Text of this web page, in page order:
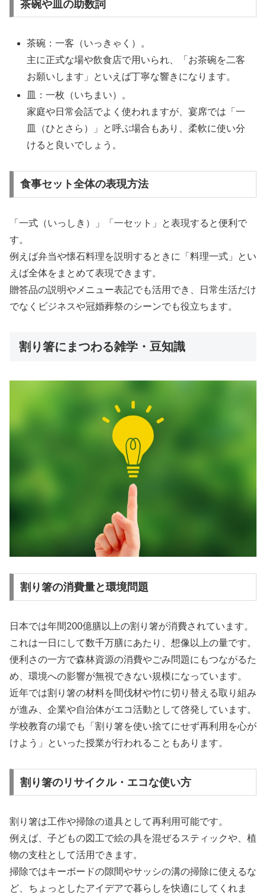
茶碗や皿の助数詞
茶碗：一客（いっきゃく）。
主に正式な場や飲食店で用いられ、「お茶碗を二客
お願いします」といえば丁寧な響きになります。
皿：一枚（いちまい）。
家庭や日常会話でよく使われますが、宴席では「一
皿（ひとさら）」と呼ぶ場合もあり、柔軟に使い分
けると良いでしょう。
食事セット全体の表現方法
「一式（いっしき）」「一セット」と表現すると便利で
す。
例えば弁当や懐石料理を説明するときに「料理一式」とい
えば全体をまとめて表現できます。
贈答品の説明やメニュー表記でも活用でき、日常生活だけ
でなくビジネスや冠婚葬祭のシーンでも役立ちます。
割り箸にまつわる雑学・豆知識
割り箸の消費量と環境問題
日本では年間200億膳以上の割り箸が消費されています。
これは一日にして数千万膳にあたり、想像以上の量です。
便利さの一方で森林資源の消費やごみ問題にもつながるた
め、環境への影響が無視できない規模になっています。
近年では割り箸の材料を間伐材や竹に切り替える取り組み
が進み、企業や自治体がエコ活動として啓発しています。
学校教育の場でも「割り箸を使い捨てにせず再利用を心が
けよう」といった授業が行われることもあります。
割り箸のリサイクル・エコな使い方
割り箸は工作や掃除の道具として再利用可能です。
例えば、子どもの図工で絵の具を混ぜるスティックや、植
物の支柱として活用できます。
掃除ではキーボードの隙間やサッシの溝の掃除に使えるな
ど、ちょっとしたアイデアで暮らしを快適にしてくれま